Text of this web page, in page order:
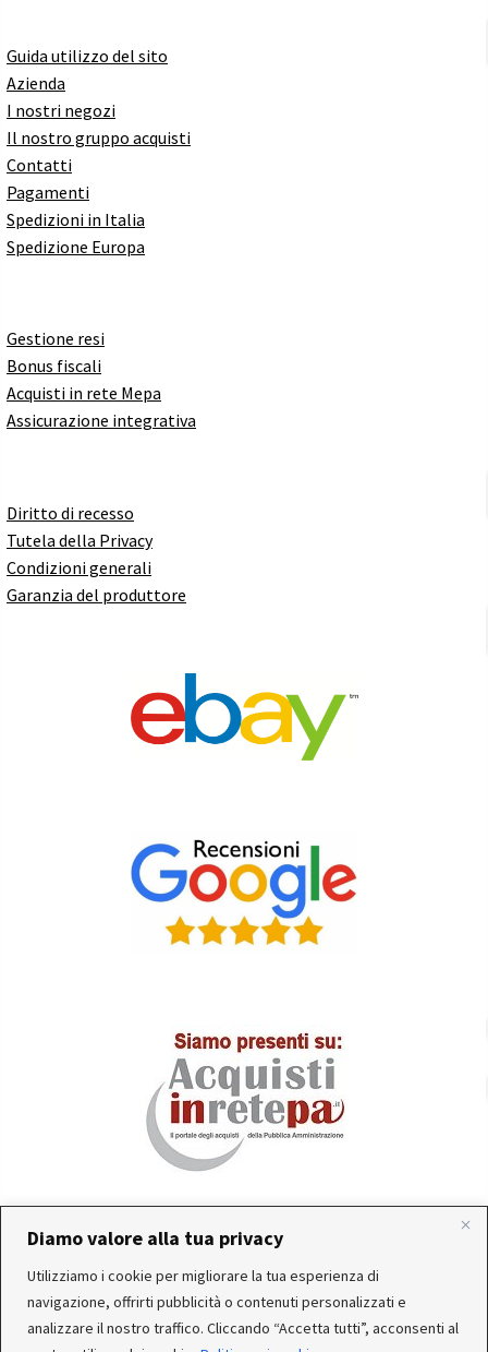
Diamo valore alla tua privacy
Utilizziamo i cookie per migliorare la tua esperienza di
navigazione, offrirti pubblicità o contenuti personalizzati e
analizzare il nostro traffico. Cliccando “Accetta tutti”, acconsenti al
In occasione delle FERIE ESTIVE, alcune aziende
produttrici e corrieri potrebbero sospendere o rallentare
temporaneamente le attività. Per questo motivo, gli
ordini di alcuni reparti (Utensileria - Ferramenta - arredo)
Guida utilizzo del sito
Azienda
I nostri negozi
Il nostro gruppo acquisti
Contatti
Pagamenti
Spedizioni in Italia
Spedizione Europa
Gestione resi
Bonus fiscali
Acquisti in rete Mepa
Assicurazione integrativa
Diritto di recesso
Tutela della Privacy
Condizioni generali
Garanzia del produttore
Servizio clienti attivo: Da Lunedì a Venerdì dalle 10:30 alle
12:30 e dalle 15:30 alle 17:30